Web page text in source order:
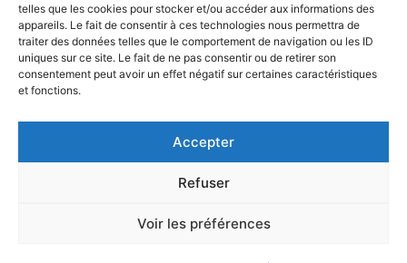
telles que les cookies pour stocker et/ou accéder aux informations des
appareils. Le fait de consentir à ces technologies nous permettra de
traiter des données telles que le comportement de navigation ou les ID
uniques sur ce site. Le fait de ne pas consentir ou de retirer son
consentement peut avoir un effet négatif sur certaines caractéristiques
et fonctions.
Accepter
Refuser
Voir les préférences